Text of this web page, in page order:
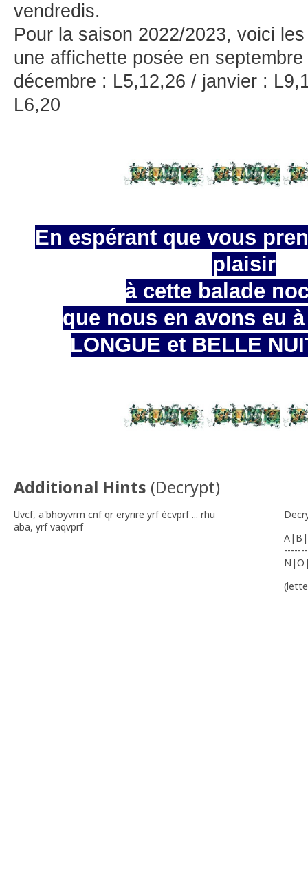
vendredis.
Pour la saison 2022/2023, voici
une affichette posée en septembre
décembre : L5,12,26 / janvier :
L6,20
En espérant que vous
plaisir
à cette balade
que nous en avons eu
LONGUE et BELLE
Additional Hints (Decrypt)
Uvcf, a'bhoyvrm cnf qr eryrire yrf écvprf ... rhu
aba, yrf vaqvprf